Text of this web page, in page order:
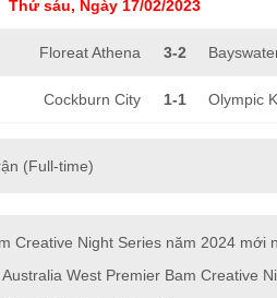
Thứ sáu, Ngày 17/02/2023
Floreat Athena 3-2
Cockburn City 1-1 Olympic
(Full-time)
Creative Night Series năm 2024 mới
West Premier Bam Creative